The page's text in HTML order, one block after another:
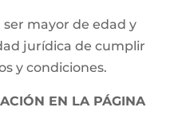
mayor de edad y
jurídica de cumplir
y condiciones.
EN LA PÁGINA